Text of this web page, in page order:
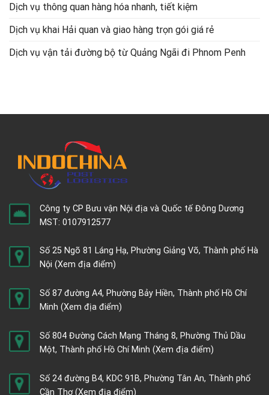
Dịch vụ thông quan hàng hóa nhanh, tiết kiệm
Dịch vụ khai Hải quan và giao hàng trọn gói giá rẻ
Dịch vụ vận tải đường bộ từ Quảng Ngãi đi Phnom Penh
Công ty CP Bưu vận Nội địa và Quốc tế Đông Dương
MST: 0107912577
Số 25 Ngõ 81 Láng Hạ, Phường Giảng Võ, Thành phố Hà
Nội (Xem địa điểm)
Số 87 đường A4, Phường Bảy Hiền, Thành phố Hồ Chí
Minh (Xem địa điểm)
Số 804 Đường Cách Mạng Tháng 8, Phường Thủ Dầu
Một, Thành phố Hồ Chí Minh (Xem địa điểm)
Số 24 đường B4, KDC 91B, Phường Tân An, Thành phố
Cần Thơ(Xem địa điểm)